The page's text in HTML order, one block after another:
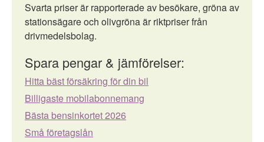
Svarta priser är rapporterade av besökare, gröna av
stationsägare och olivgröna är riktpriser från
drivmedelsbolag.
Spara pengar & jämförelser:
Hitta bäst försäkring för din bil
Billigaste mobilabonnemang
Bästa bensinkortet 2026
Små företagslån